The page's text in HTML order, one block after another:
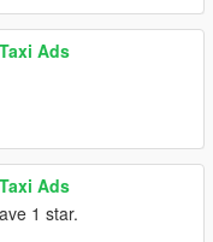
Ads
Ads
1 star.